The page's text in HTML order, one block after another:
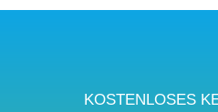
KOSTENLOSES